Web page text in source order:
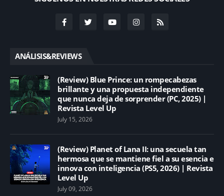
ANÁLISIS&REVIEWS
(Review) Blue Prince: un rompecabezas
brillante y una propuesta independiente
que nunca deja de sorprender (PC, 2025) |
Revista Level Up
July 15, 2026
(Review) Planet of Lana II: una secuela tan
hermosa que se mantiene fiel a su esencia e
innova con inteligencia (PS5, 2026) | Revista
Level Up
July 09, 2026